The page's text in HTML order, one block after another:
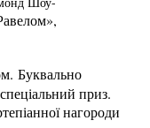
Буквально
приз.
нагороди